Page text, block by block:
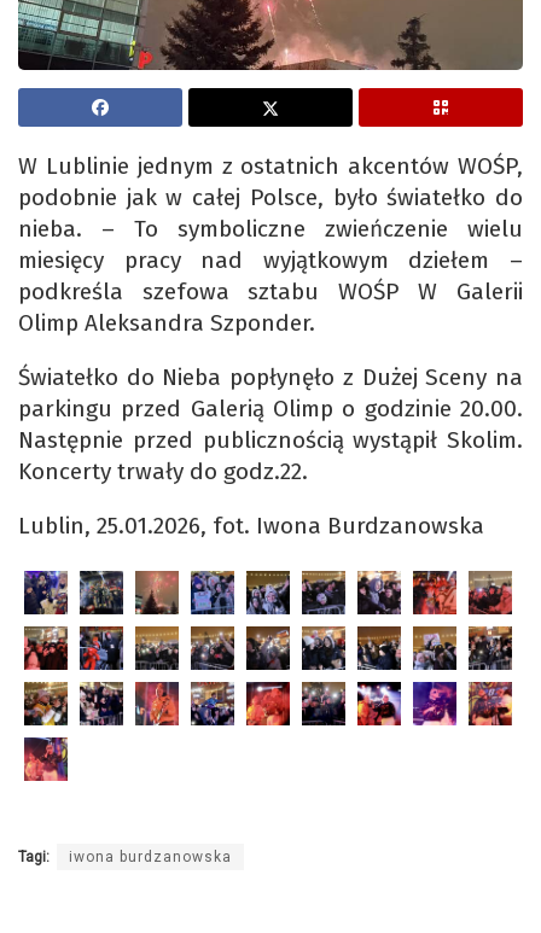
W Lublinie jednym z ostatnich akcentów WOŚP,
podobnie jak w całej Polsce, było światełko do
nieba. – To symboliczne zwieńczenie wielu
miesięcy pracy nad wyjątkowym dziełem –
podkreśla szefowa sztabu WOŚP W Galerii
Olimp Aleksandra Szponder.
Światełko do Nieba popłynęło z Dużej Sceny na
parkingu przed Galerią Olimp o godzinie 20.00.
Następnie przed publicznością wystąpił Skolim.
Koncerty trwały do godz.22.
Lublin, 25.01.2026, fot. Iwona Burdzanowska
Tagi: iwona burdzanowska